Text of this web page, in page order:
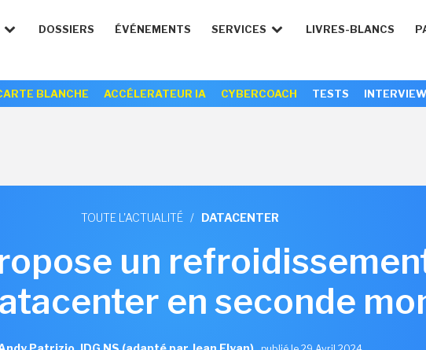
DOSSIERS ÉVÉNEMENTS SERVICES LIVRES-BLANCS
BLANCHE ACCÉLERATEUR IA CYBERCOACH TESTS
TOUTE L'ACTUALITÉ / DATACENTER
un
en seconde